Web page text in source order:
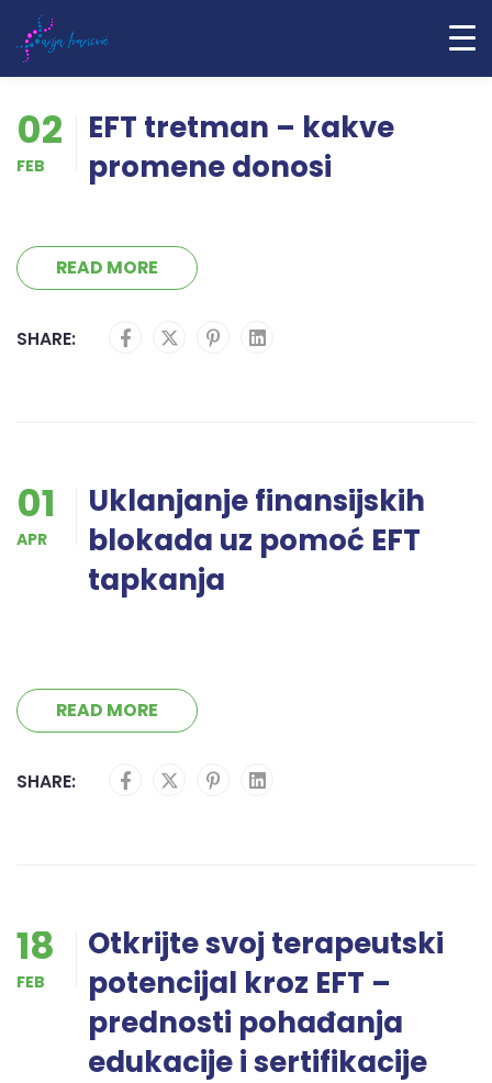
02
FEB
EFT tretman – kakve
promene donosi
READ MORE
SHARE:
01
APR
Uklanjanje finansijskih
blokada uz pomoć EFT
tapkanja
READ MORE
SHARE:
18
FEB
Otkrijte svoj terapeutski
potencijal kroz EFT –
prednosti pohađanja
edukacije i sertifikacije